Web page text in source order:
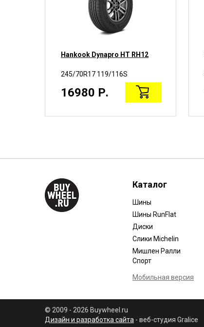
Hankook Dynapro HT RH12
245/70R17 119/116S
16980 Р.
Каталог
Шины
Шины RunFlat
Диски
Слики Michelin
Мишлен Ралли
Спорт
Мобильная версия
© 2009 - 2026 Buywheel.ru
Дизайн и разработка сайта - веб-студия Gralice